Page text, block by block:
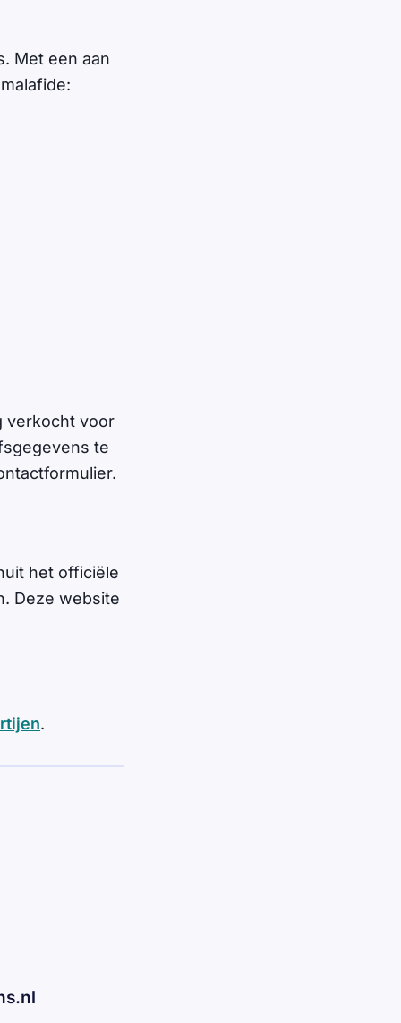
Met een aan
verkocht voor
te
het officiële
Deze website
.